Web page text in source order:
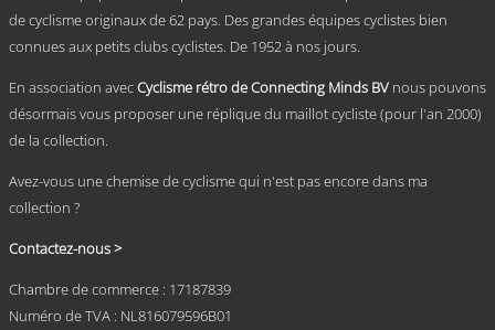
la
page
produit
de cyclisme originaux de 62 pays. Des grandes équipes cyclistes bien
connues aux petits clubs cyclistes. De 1952 à nos jours.
En association avecCyclisme rétro de Connecting Minds BV nous pouvons
désormais vous proposer une réplique du maillot cycliste (pour l'an 2000)
de la collection.
Avez-vous une chemise de cyclisme qui n'est pas encore dans ma
collection ?
Contactez-nous >
Chambre de commerce : 17187839
Numéro de TVA : NL816079596B01